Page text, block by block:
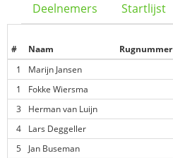
Deelnemers Startlijst
# Naam Rugnummer
1
Marijn Jansen
1
Fokke Wiersma
3
Herman van Luijn
4
Lars Deggeller
5
Jan Buseman